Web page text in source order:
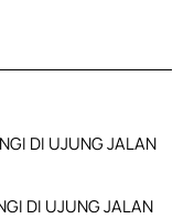
DI UJUNG JALAN
DI UJUNG JALAN